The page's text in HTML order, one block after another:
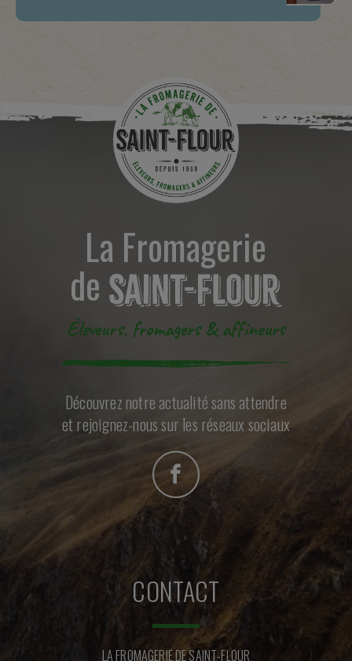
La Fromagerie
de
Éleveurs, fromagers & affineurs
Découvrez notre actualité sans attendre
et rejoignez-nous sur les réseaux sociaux
CONTACT
LA FROMAGERIE DE SAINT-FLOUR